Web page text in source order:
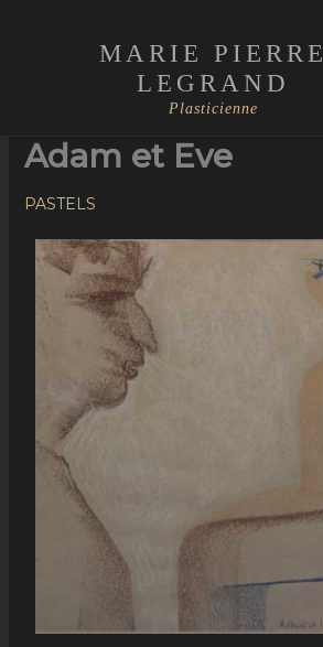
MARIE PIERRE
LEGRAND
Plasticienne
Adam et Eve
PASTELS